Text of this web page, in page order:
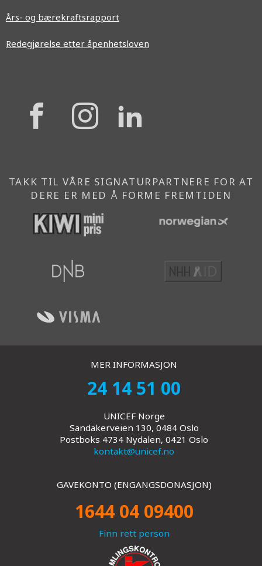
Års- og bærekraftsrapport
Redegjørelse etter åpenhetsloven
{{
'Facebook'|t
}}
{{
}}
TAKK TIL VÅRE SIGNATURPARTNERE FOR AT
DERE ER MED Å FORME FREMTIDEN
MER INFORMASJON
24 14 51 00
UNICEF Norge
Sandakerveien 130, 0484 Oslo
Postboks 4734 Nydalen, 0421 Oslo
kontakt@unicef.no
GAVEKONTO (ENGANGSDONASJON)
1644 04 09400
Finn rett person